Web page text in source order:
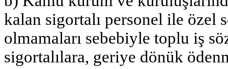
kalan sigortalı personel ile özel
olmamaları sebebiyle toplu iş
sigortalılara, geriye dönük